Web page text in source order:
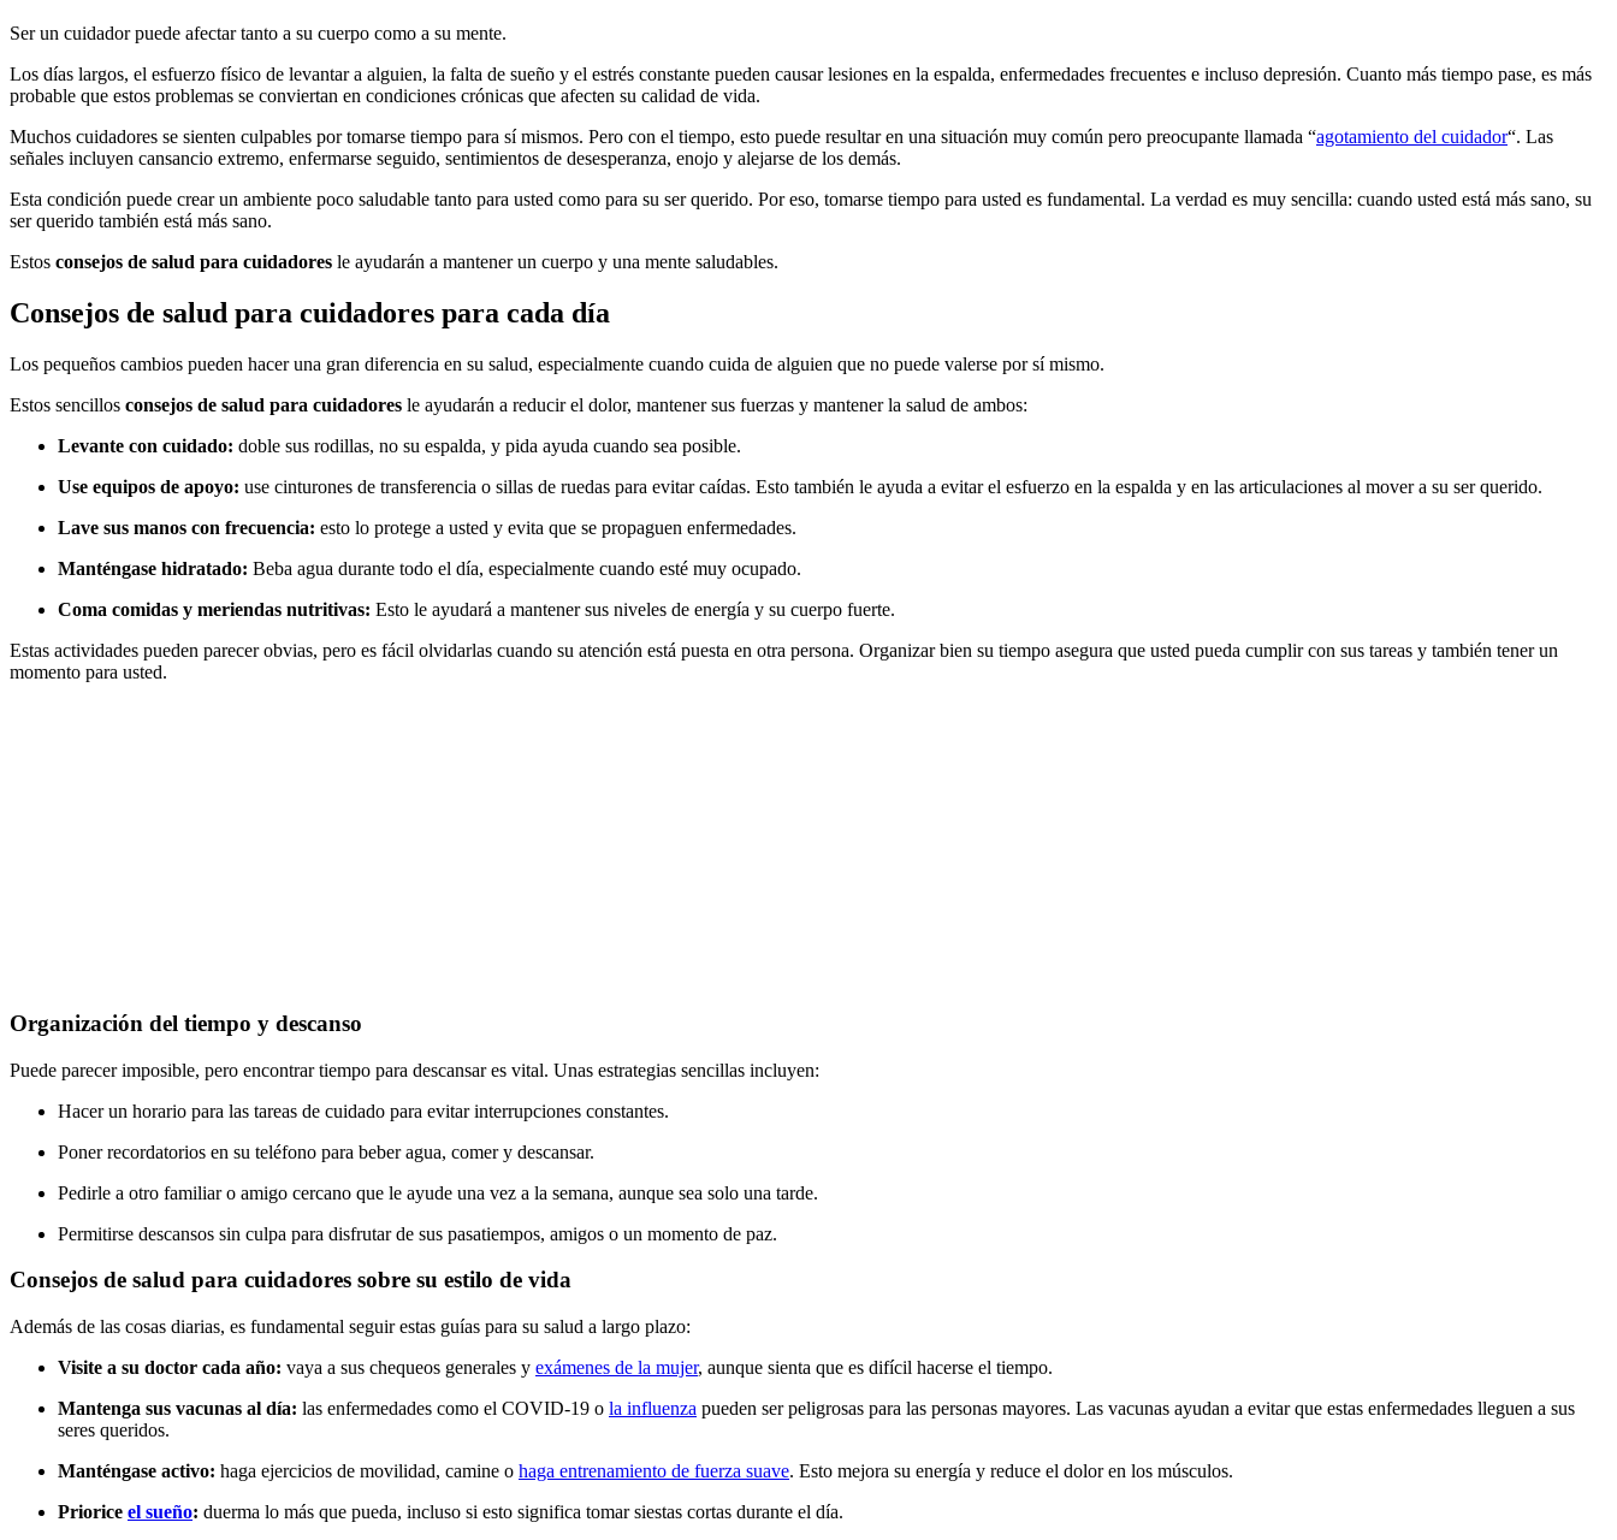
Ser un cuidador puede afectar tanto a su cuerpo como a su mente.
Los días largos, el esfuerzo físico de levantar a alguien, la falta de sueño y el estrés constante pueden causar lesiones en la espalda, enfermedades frecuentes e incluso depresión. Cuanto más tiempo pase, es más
probable que estos problemas se conviertan en condiciones crónicas que afecten su calidad de vida.
Muchos cuidadores se sienten culpables por tomarse tiempo para sí mismos. Pero con el tiempo, esto puede resultar en una situación muy común pero preocupante llamada “agotamiento del cuidador“. Las
señales incluyen cansancio extremo, enfermarse seguido, sentimientos de desesperanza, enojo y alejarse de los demás.
Esta condición puede crear un ambiente poco saludable tanto para usted como para su ser querido. Por eso, tomarse tiempo para usted es fundamental. La verdad es muy sencilla: cuando usted está más sano, su
ser querido también está más sano.
Estos consejos de salud para cuidadores le ayudarán a mantener un cuerpo y una mente saludables.
Consejos de salud para cuidadores para cada día
Los pequeños cambios pueden hacer una gran diferencia en su salud, especialmente cuando cuida de alguien que no puede valerse por sí mismo.
Estos sencillos consejos de salud para cuidadores le ayudarán a reducir el dolor, mantener sus fuerzas y mantener la salud de ambos:
Levante con cuidado: doble sus rodillas, no su espalda, y pida ayuda cuando sea posible.
Use equipos de apoyo: use cinturones de transferencia o sillas de ruedas para evitar caídas. Esto también le ayuda a evitar el esfuerzo en la espalda y en las articulaciones al mover a su ser querido.
Lave sus manos con frecuencia: esto lo protege a usted y evita que se propaguen enfermedades.
Manténgase hidratado: Beba agua durante todo el día, especialmente cuando esté muy ocupado.
Coma comidas y meriendas nutritivas: Esto le ayudará a mantener sus niveles de energía y su cuerpo fuerte.
Estas actividades pueden parecer obvias, pero es fácil olvidarlas cuando su atención está puesta en otra persona. Organizar bien su tiempo asegura que usted pueda cumplir con sus tareas y también tener un
momento para usted.
Organización del tiempo y descanso
Puede parecer imposible, pero encontrar tiempo para descansar es vital. Unas estrategias sencillas incluyen:
Hacer un horario para las tareas de cuidado para evitar interrupciones constantes.
Poner recordatorios en su teléfono para beber agua, comer y descansar.
Pedirle a otro familiar o amigo cercano que le ayude una vez a la semana, aunque sea solo una tarde.
Permitirse descansos sin culpa para disfrutar de sus pasatiempos, amigos o un momento de paz.
Consejos de salud para cuidadores sobre su estilo de vida
Además de las cosas diarias, es fundamental seguir estas guías para su salud a largo plazo:
Visite a su doctor cada año: vaya a sus chequeos generales y exámenes de la mujer, aunque sienta que es difícil hacerse el tiempo.
Mantenga sus vacunas al día: las enfermedades como el COVID-19 o la influenza pueden ser peligrosas para las personas mayores. Las vacunas ayudan a evitar que estas enfermedades lleguen a sus
seres queridos.
Manténgase activo: haga ejercicios de movilidad, camine o haga entrenamiento de fuerza suave. Esto mejora su energía y reduce el dolor en los músculos.
Priorice el sueño: duerma lo más que pueda, incluso si esto significa tomar siestas cortas durante el día.